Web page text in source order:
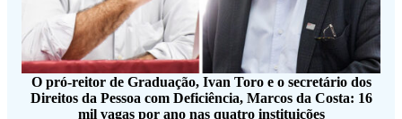
O pró-reitor de Graduação, Ivan Toro e o secretário dos
Direitos da Pessoa com Deficiência, Marcos da Costa: 16
mil vagas por ano nas quatro instituições